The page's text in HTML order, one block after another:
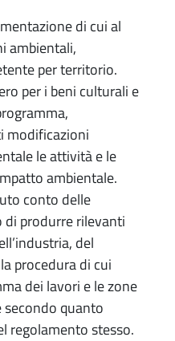
di cui al
ambientali,
per territorio.
per i beni culturali e
modificazioni
le attività e le
ambientale.
conto delle
di produrre rilevanti
del
procedura di cui
dei lavori e le zone
secondo quanto
regolamento stesso.